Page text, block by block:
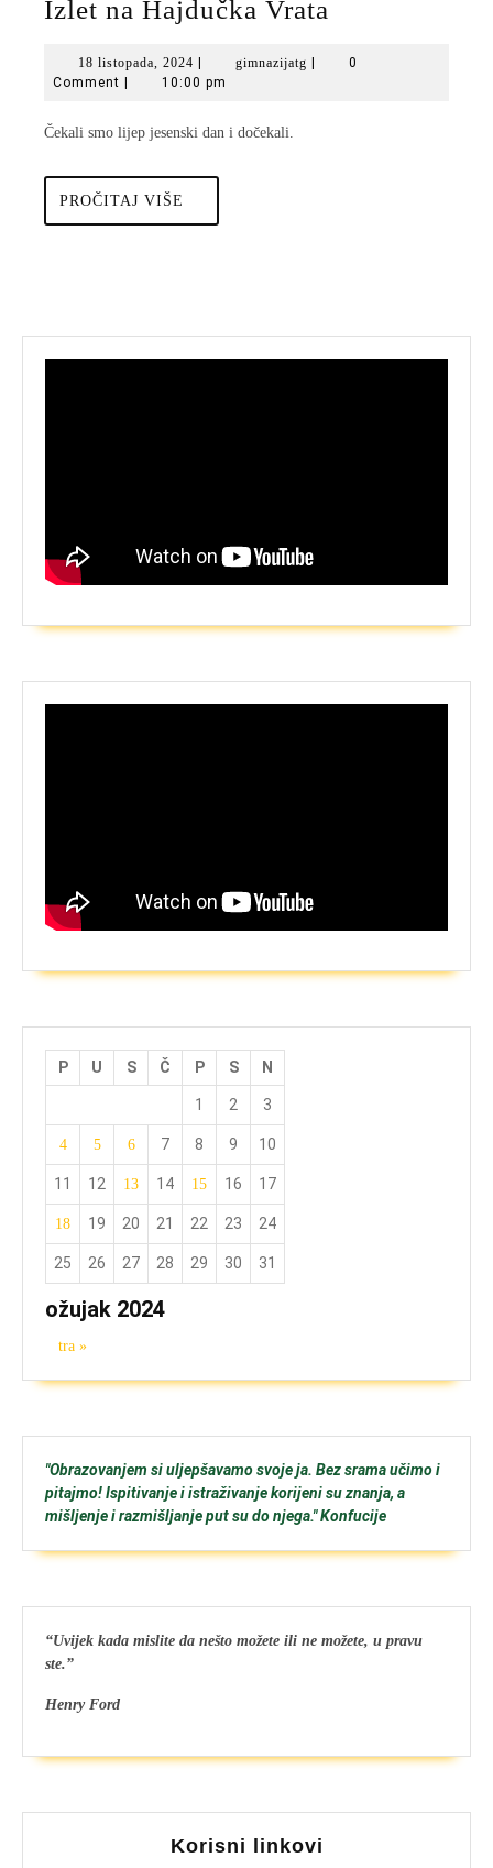
Izlet na Hajdučka Vrata
Hajdučka
18 listopada, 2024 18
listopada,
| gimnazijatg gimnazijatg
|
0
Comment | 10:00 pm
Čekali smo lijep jesenski dan i dočekali.
PROČITAJ VIŠE
VIŠE
ožujak 2024
P U S Č P S N
1 2 3
4 5 6 7 8 9 10
11 12 13 14 15 16 17
18 19 20 21 22 23 24
25 26 27 28 29 30 31
tra »
"Obrazovanjem si uljepšavamo svoje ja. Bez srama učimo i
pitajmo! Ispitivanje i istraživanje korijeni su znanja, a
mišljenje i razmišljanje put su do njega." Konfucije
“Uvijek kada mislite da nešto možete ili ne možete, u pravu
ste.”
Henry Ford
Korisni linkovi